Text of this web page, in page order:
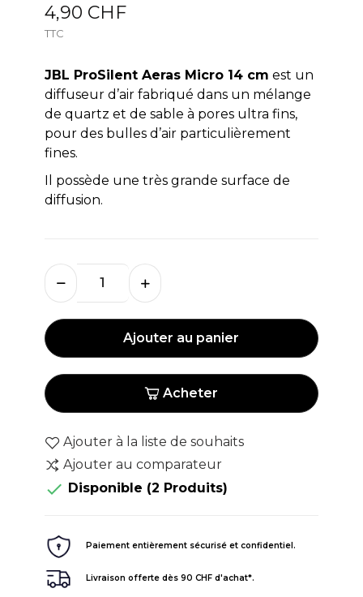
4,90 CHF
TTC
JBL ProSilent Aeras Micro 14 cm est un
diffuseur d’air fabriqué dans un mélange
de quartz et de sable à pores ultra fins,
pour des bulles d’air particulièrement
fines.
Il possède une très grande surface de
diffusion.
Ajouter au panier
Acheter
Ajouter à la liste de souhaits
Ajouter au comparateur
 Disponible (2 Produits)
Paiement entièrement sécurisé et confidentiel.
Livraison offerte dès 90 CHF d'achat*.